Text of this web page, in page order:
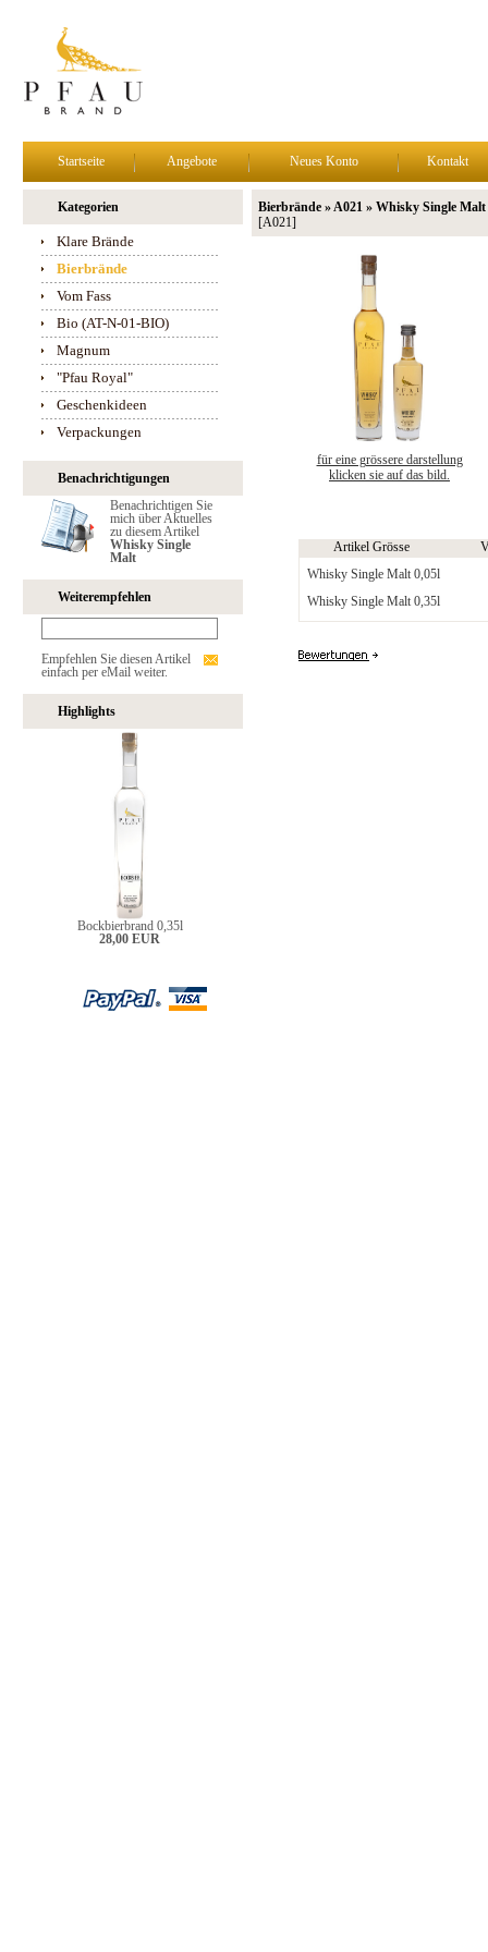
Startseite Angebote Neues Konto Kontakt
Kategorien
Klare Brände
Bierbrände
Vom Fass
Bio (AT-N-01-BIO)
Magnum
"Pfau Royal"
Geschenkideen
Verpackungen
Benachrichtigungen
Benachrichtigen Sie
mich über Aktuelles
zu diesem Artikel
Whisky Single
Malt
Weiterempfehlen
Empfehlen Sie diesen Artikel
einfach per eMail weiter.
Highlights
Bockbierbrand 0,35l
28,00 EUR
Bierbrände » A021 » Whisky Single Malt
[A021]
für eine grössere darstellung
klicken sie auf das bild.
Artikel Grösse
Whisky Single Malt 0,05l
Whisky Single Malt 0,35l